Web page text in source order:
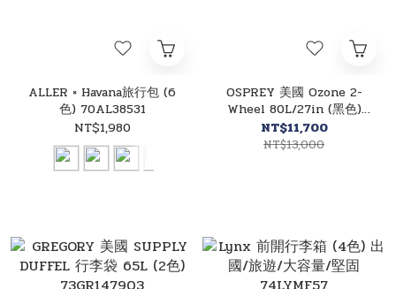
ALLER × Havana旅行包 (6
色) 70AL38531
NT$1,980
OSPREY 美國 Ozone 2-
Wheel 80L/27in (黑色)
74OS006931
NT$11,700
NT$13,000